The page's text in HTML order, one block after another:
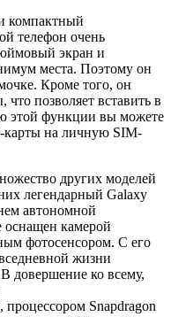
компактный
телефон очень
экран и
места. Поэтому он
Кроме того, он
позволяет вставить в
этой функции вы можете
карты на личную SIM-
других моделей
легендарный Galaxy
автономной
оснащен камерой
фотосенсором. С его
жизни
довершение ко всему,
Snapdragon